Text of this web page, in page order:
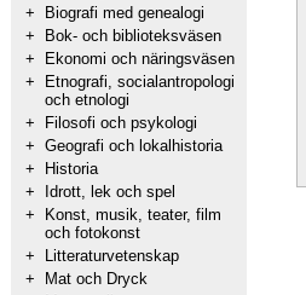
+
Biografi med genealogi
+
Bok- och biblioteksväsen
+
Ekonomi och näringsväsen
+
Etnografi, socialantropologi
och etnologi
+
Filosofi och psykologi
+ Geografi och lokalhistoria
+
Historia
+
Idrott, lek och spel
+
Konst, musik, teater, film
och fotokonst
+
Litteraturvetenskap
+
Mat och Dryck